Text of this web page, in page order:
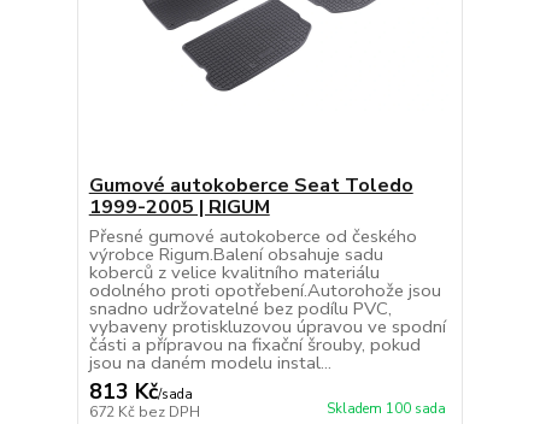
Gumové autokoberce Seat Toledo
1999-2005 | RIGUM
Přesné gumové autokoberce od českého
výrobce Rigum.Balení obsahuje sadu
koberců z velice kvalitního materiálu
odolného proti opotřebení.Autorohože jsou
snadno udržovatelné bez podílu PVC,
vybaveny protiskluzovou úpravou ve spodní
části a přípravou na fixační šrouby, pokud
jsou na daném modelu instal...
813 Kč/sada
672 Kč bez DPH Skladem 100 sada